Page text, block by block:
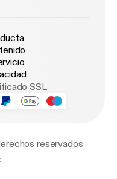
SSL
reservados